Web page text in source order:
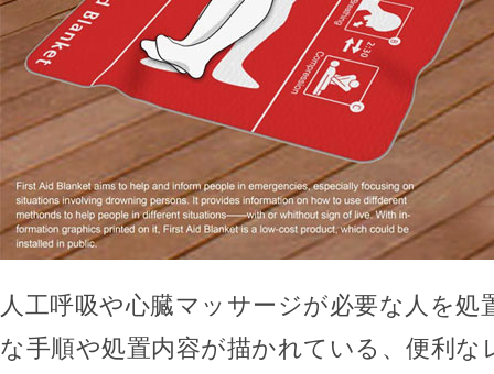
人工呼吸や心臓マッサージが必要な人を処
な手順や処置内容が描かれている、便利な